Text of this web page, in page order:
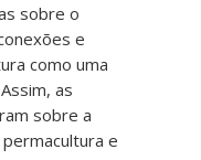
sobre o
e
como uma
as
sobre a
e